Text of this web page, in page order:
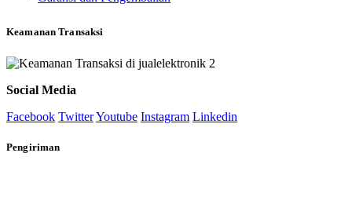
Keamanan Transaksi
Social Media
Facebook TwitterYoutube Instagram Linkedin
Pengiriman